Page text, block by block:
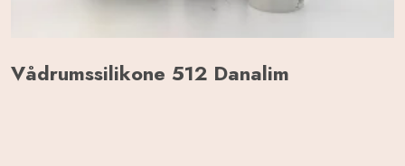
Vådrumssilikone 512 Danalim